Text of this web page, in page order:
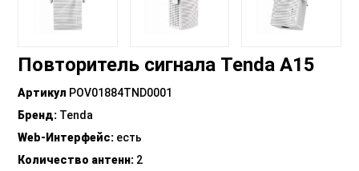
Повторитель сигнала Tenda A15
Артикул POV01884TND0001
Бренд: Tenda
Web-Интерфейс: есть
Количество антенн: 2